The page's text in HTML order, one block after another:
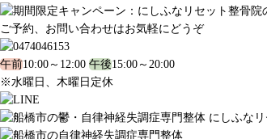
ご予約、お問い合わせはお気軽にどうぞ
午前10:00～12:00 午後15:00～20:00
※水曜日、木曜日定休